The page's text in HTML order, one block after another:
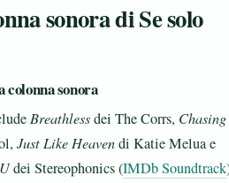
sonora di Se solo
sonora
Breathlessdei The Corrs, Chasing
Just Like Heavendi Katie Melua e
dei Stereophonics (IMDb Soundtrack